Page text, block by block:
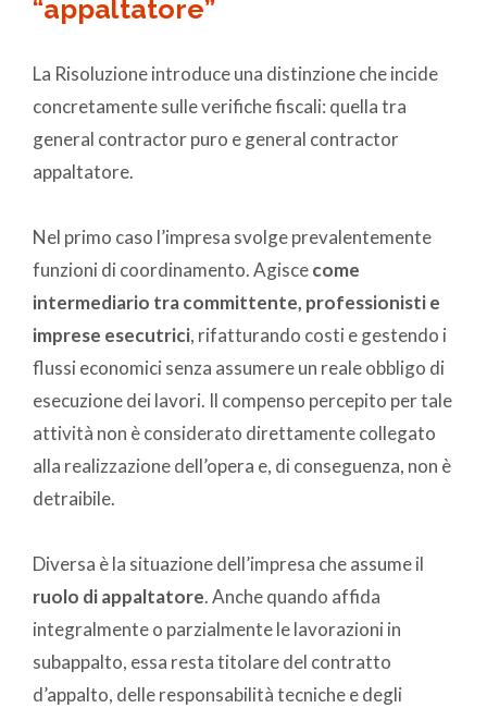
“appaltatore”
La Risoluzione introduce una distinzione che incide
concretamente sulle verifiche fiscali: quella tra
general contractor puro e general contractor
appaltatore.
Nel primo caso l’impresa svolge prevalentemente
funzioni di coordinamento. Agiscecome
intermediario tra committente, professionisti e
imprese esecutrici, rifatturando costi e gestendo i
flussi economici senza assumere un reale obbligo di
esecuzione dei lavori. Il compenso percepito per tale
attività non è considerato direttamente collegato
alla realizzazione dell’opera e, di conseguenza, non è
detraibile.
Diversa è la situazione dell’impresa che assume il
ruolo di appaltatore. Anche quando affida
integralmente o parzialmente le lavorazioni in
subappalto, essa resta titolare del contratto
d’appalto, delle responsabilità tecniche e degli